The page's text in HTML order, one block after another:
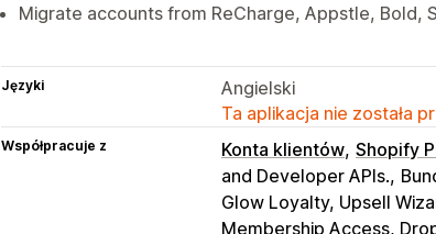
Migrate accounts from ReCharge, Appstle, Bold,
Języki
Angielski
Ta aplikacja nie została
Współpracuje z Konta klientów Shopify
and Developer APIs.
Glow Loyalty, Upsell
Membership Access,